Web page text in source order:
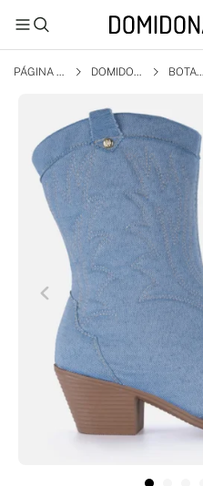
PÁGINA I
DOMIDON
BOTA